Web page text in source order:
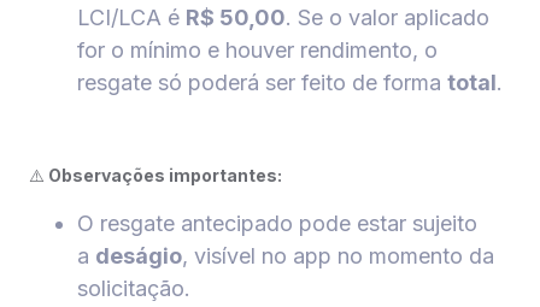
LCI/LCA é R$ 50,00. Se o valor aplicado
for o mínimo e houver rendimento, o
resgate só poderá ser feito de forma total.
⚠️ Observações importantes:
O resgate antecipado pode estar sujeito
a deságio, visível no app no momento da
solicitação.